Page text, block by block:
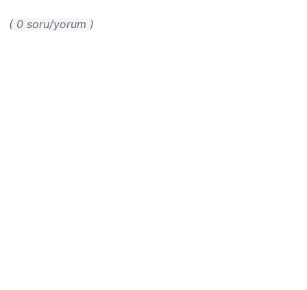
( 0 soru/yorum )